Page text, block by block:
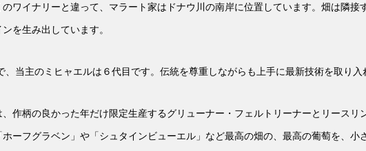
ワイナリーと違って、マラート家はドナウ川の南岸に位置しています。畑は隣
を生み出しています。
、当主のミヒャエルは６代目です。伝統を尊重しながらも上手に最新技術を取り入
作柄の良かった年だけ限定生産するグリューナー・フェルトリーナーとリース
ーフグラベン」や「シュタインビューエル」など最高の畑の、最高の葡萄を、